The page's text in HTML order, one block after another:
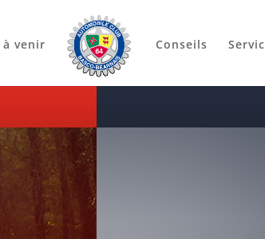
à venir Conseils